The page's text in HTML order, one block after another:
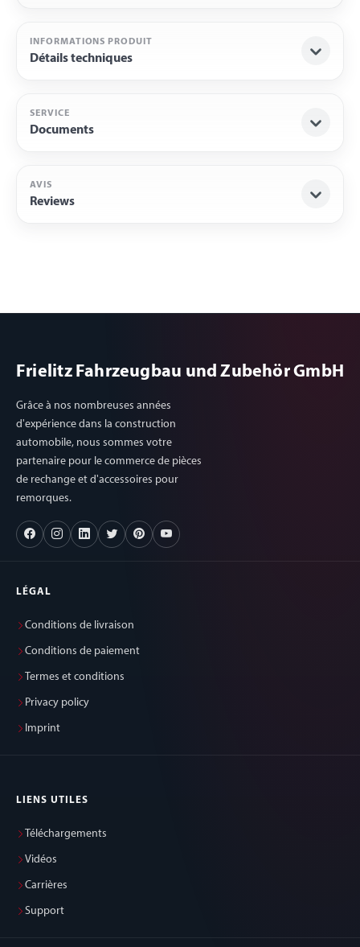
INFORMATIONS PRODUIT
Détails techniques
SERVICE
Documents
AVIS
Reviews
Frielitz Fahrzeugbau und Zubehör GmbH
Grâce à nos nombreuses années
d'expérience dans la construction
automobile, nous sommes votre
partenaire pour le commerce de pièces
de rechange et d'accessoires pour
remorques.
LÉGAL
Conditions de livraison
Conditions de paiement
Termes et conditions
Privacy policy
Imprint
LIENS UTILES
Téléchargements
Vidéos
Carrières
Support